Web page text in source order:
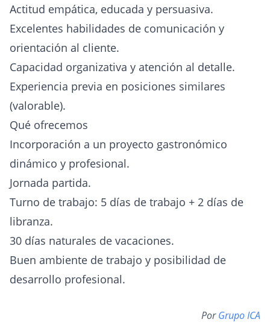
Actitud empática, educada y persuasiva.
Excelentes habilidades de comunicación y
orientación al cliente.
Capacidad organizativa y atención al detalle.
Experiencia previa en posiciones similares
(valorable).
Qué ofrecemos
Incorporación a un proyecto gastronómico
dinámico y profesional.
Jornada partida.
Turno de trabajo: 5 días de trabajo + 2 días de
libranza.
30 días naturales de vacaciones.
Buen ambiente de trabajo y posibilidad de
desarrollo profesional.
PorGrupo ICA